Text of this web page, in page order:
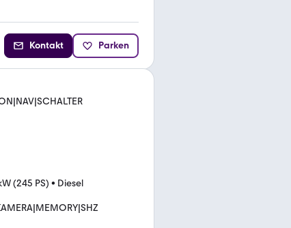
Kontakt Parken
(245 PS) • Diesel